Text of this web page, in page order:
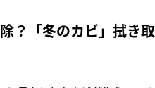
こで、矢口先生のお話をもと
った？「冬のカビ」拭き